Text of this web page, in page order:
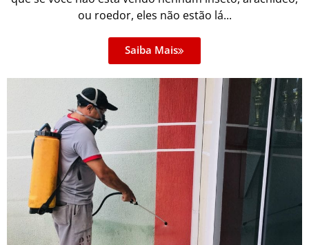
ou roedor, eles não estão lá...
Saiba Mais